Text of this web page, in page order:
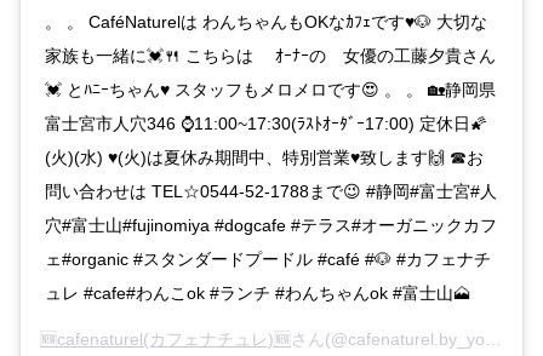
。 。 CaféNaturelは わんちゃんもOKなｶﾌｪです♥🐶 大切な
家族も一緒に💓🍴 こちらは ｵｰﾅｰの 女優の工藤夕貴さん
💓 とﾊﾆｰちゃん♥ スタッフもメロメロです😍 。 。 🏡静岡県
富士宮市人穴346 ⌚11:00~17:30(ﾗｽﾄｵｰﾀﾞｰ17:00) 定休日🌠
(火)(水) ♥(火)は夏休み期間中、特別営業♥致します🙌 ☎お
問い合わせは TEL☆0544-52-1788まで😉 #静岡#富士宮#人
穴#富士山#fujinomiya #dogcafe #テラス#オーガニックカフ
ェ#organic #スタンダードプードル #café #🐶 #カフェナチ
ュレ #cafe#わんこok #ランチ #わんちゃんok #富士山🗻
🆕cafenaturel(カフェナチュレ)🆕 さん(@cafenaturel.by_youki_kudoh)がシェアした投稿 –